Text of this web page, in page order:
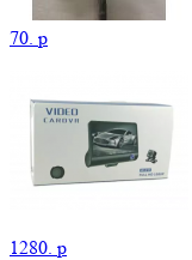
70. p
1280. p